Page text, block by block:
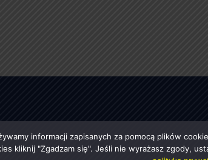
informacji zapisanych za pomocą plików
kliknij "Zgadzam się". Jeśli nie wyrażasz zgody,